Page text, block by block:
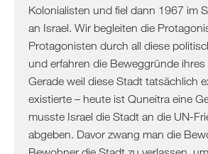
Kolonialisten und fiel dann 1967 im
an Israel. Wir begleiten die
Protagonisten durch all diese
und erfahren die Beweggründe ihres
Gerade weil diese Stadt tatsächlich
existierte – heute ist Quneitra eine
musste Israel die Stadt an die UN-
abgeben. Davor zwang man die